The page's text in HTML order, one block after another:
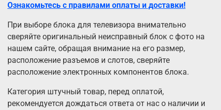
Ознакомьтесь с правилами оплаты и доставки!
При выборе блока для телевизора внимательно
сверяйте оригинальный неисправный блок с фото на
нашем сайте, обращая внимание на его размер,
расположение разъемов и слотов, сверяйте
расположение электронных компонентов блока.
Категория штучный товар, перед оплатой,
рекомендуется дождаться ответа от нас о наличии и